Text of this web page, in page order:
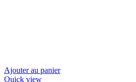
Ajouter au panier
Quick view